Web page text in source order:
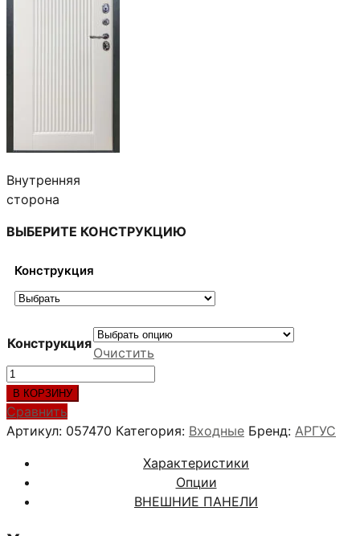
Внутренняя
сторона
ВЫБЕРИТЕ КОНСТРУКЦИЮ
Конструкция
Конструкция
Очистить
Количество
товара
БАГРАТИОН
NEW
В КОРЗИНУ
Сравнить
Артикул: 057470 Категория: Входные Бренд: АРГУС
Характеристики
Опции
ВНЕШНИЕ ПАНЕЛИ